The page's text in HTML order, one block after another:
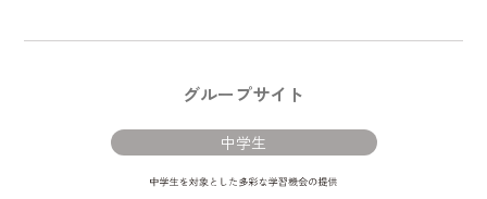
グループサイト
中学生